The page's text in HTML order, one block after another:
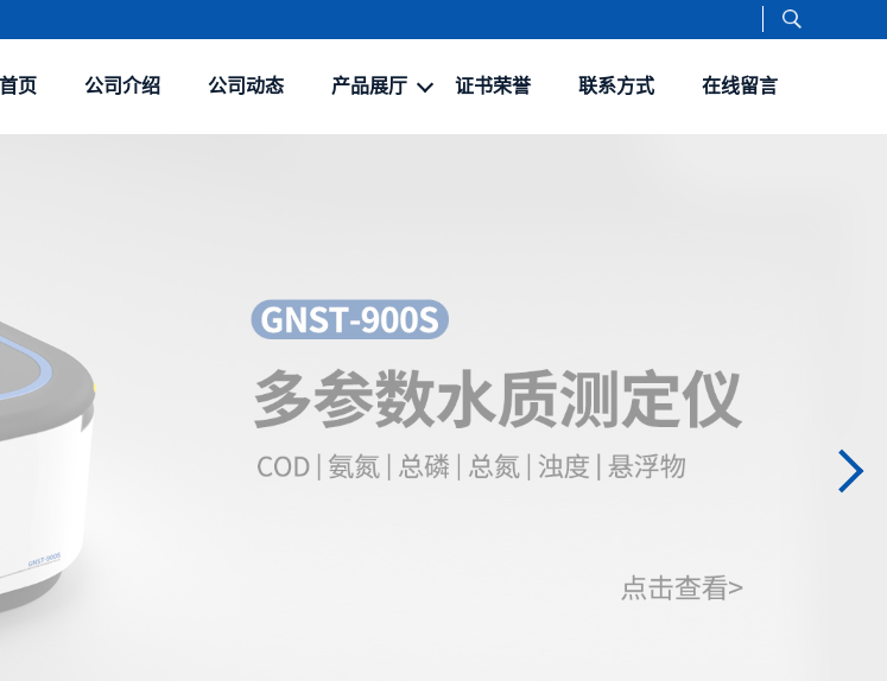
页 公司介绍 公司动态 产品展厅 证书荣誉 联系方式 在线留言